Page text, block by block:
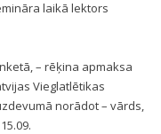
laikā lektors
– rēķina apmaksa
Vieglatlētikas
norādot – vārds,